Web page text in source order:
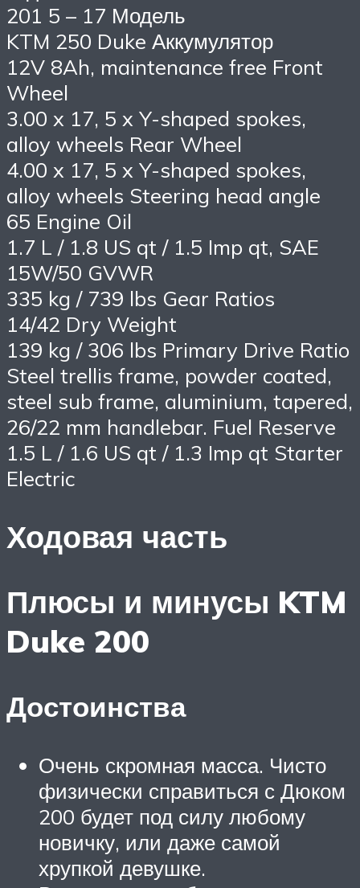
201 5 – 17 Модель
KTM 250 Duke Аккумулятор
12V 8Ah, maintenance free Front
Wheel
3.00 x 17, 5 x Y-shaped spokes,
alloy wheels Rear Wheel
4.00 x 17, 5 x Y-shaped spokes,
alloy wheels Steering head angle
65 Engine Oil
1.7 L / 1.8 US qt / 1.5 Imp qt, SAE
15W/50 GVWR
335 kg / 739 lbs Gear Ratios
14/42 Dry Weight
139 kg / 306 lbs Primary Drive Ratio
Steel trellis frame, powder coated,
steel sub frame, aluminium, tapered,
26/22 mm handlebar. Fuel Reserve
1.5 L / 1.6 US qt / 1.3 Imp qt Starter
Electric
Ходовая часть
Плюсы и минусы KTM
Duke 200
Достоинства
Очень скромная масса. Чисто
физически справиться с Дюком
200 будет под силу любому
новичку, или даже самой
хрупкой девушке.